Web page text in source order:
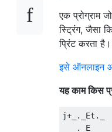
एक प्रोग्राम
स्ट्रिंग, जैसा
प्रिंट करता है।
इसे ऑनलाइन
यह काम किस
j+_._Et._
._E